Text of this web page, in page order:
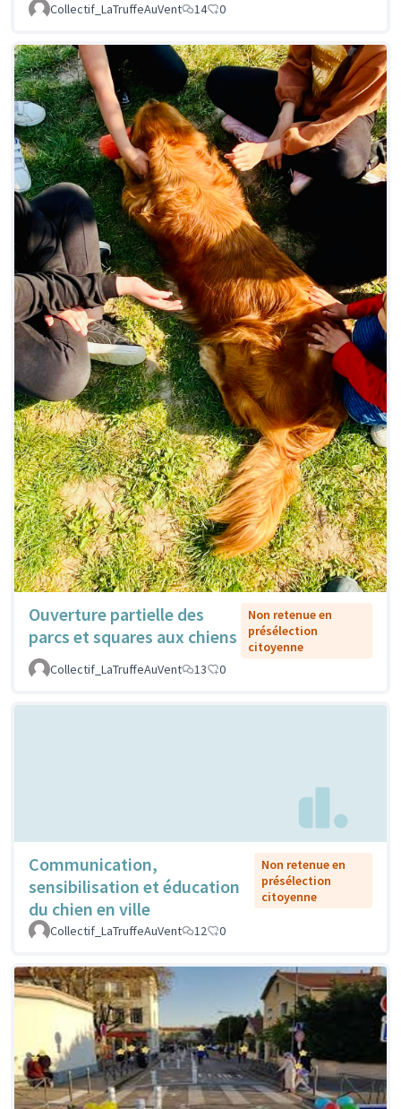
Collectif_LaTruffeAuVent
14 0
Ouverture partielle des
parcs et squares aux chiens
Non retenue en
présélection
citoyenne
Collectif_LaTruffeAuVent
13 0
Communication,
sensibilisation et éducation
du chien en ville
Non retenue en
présélection
citoyenne
Collectif_LaTruffeAuVent 12 0